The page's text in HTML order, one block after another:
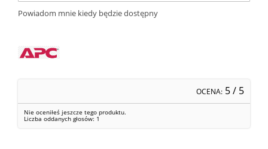
Powiadom mnie kiedy będzie dostępny
OCENA: 5/ 5
Nie oceniłeś jeszcze tego produktu.
Liczba oddanych głosów: 1